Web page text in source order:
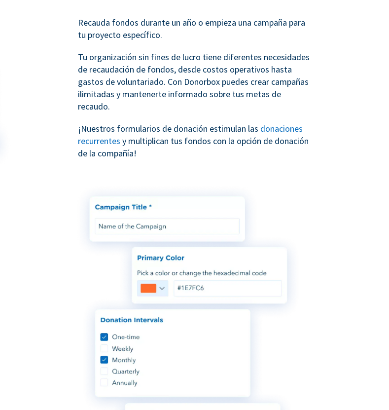
Recauda fondos durante un año o empieza una campaña para
tu proyecto específico.
Tu organización sin fines de lucro tiene diferentes necesidades
de recaudación de fondos, desde costos operativos hasta
gastos de voluntariado. Con Donorbox puedes crear campañas
ilimitadas y mantenerte informado sobre tus metas de
recaudo.
¡Nuestros formularios de donación estimulan las donaciones
recurrentes y multiplican tus fondos con la opción de donación
de la compañía!